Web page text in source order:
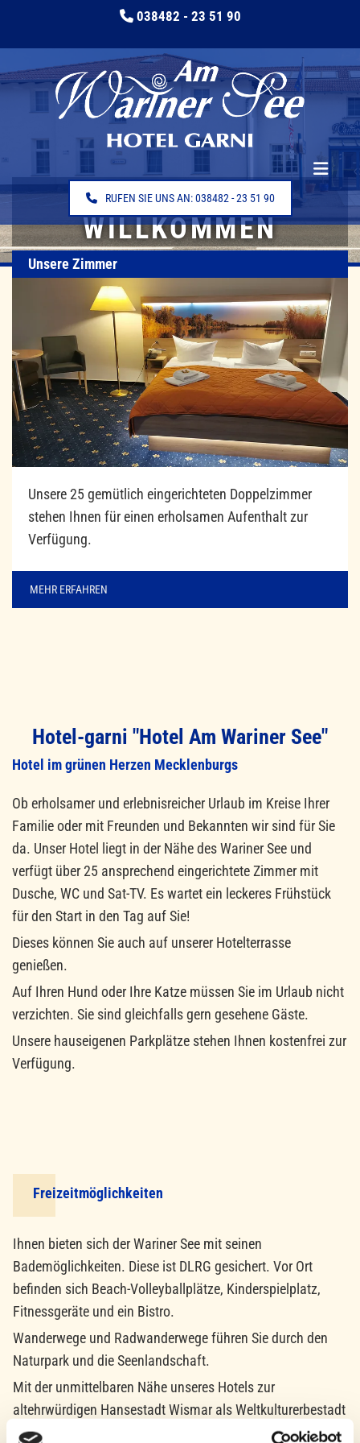
Zum Inhalt springen 038482 - 23 51 90
RUFEN SIE UNS AN: 038482 - 23 51 90
HERZLICH
WILLKOMMEN
Unsere Zimmer
Unsere 25 gemütlich eingerichteten Doppelzimmer
stehen Ihnen für einen erholsamen Aufenthalt zur
Verfügung.
MEHR ERFAHREN
Hotel-garni "Hotel Am Wariner See"
Hotel im grünen Herzen Mecklenburgs
Ob erholsamer und erlebnisreicher Urlaub im Kreise Ihrer
Familie oder mit Freunden und Bekannten wir sind für Sie
da. Unser Hotel liegt in der Nähe des Wariner See und
verfügt über 25 ansprechend eingerichtete Zimmer mit
Dusche, WC und Sat-TV. Es wartet ein leckeres Frühstück
für den Start in den Tag auf Sie!
Dieses können Sie auch auf unserer Hotelterrasse
genießen.
Auf Ihren Hund oder Ihre Katze müssen Sie im Urlaub nicht
verzichten. Sie sind gleichfalls gern gesehene Gäste.
Unsere hauseigenen Parkplätze stehen Ihnen kostenfrei zur
Verfügung.
Freizeitmöglichkeiten
Ihnen bieten sich der Wariner See mit seinen
Bademöglichkeiten. Diese ist DLRG gesichert. Vor Ort
befinden sich Beach-Volleyballplätze, Kinderspielplatz,
Fitnessgeräte und ein Bistro.
Wanderwege und Radwanderwege führen Sie durch den
Naturpark und die Seenlandschaft.
Mit der unmittelbaren Nähe unseres Hotels zur
altehrwürdigen Hansestadt Wismar als Weltkulturerbestadt
mit ihrer einmaligen Backsteingotik und interessanten